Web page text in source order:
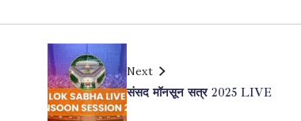
Next
संसद मॉनसून सत्र 2025 LIVE